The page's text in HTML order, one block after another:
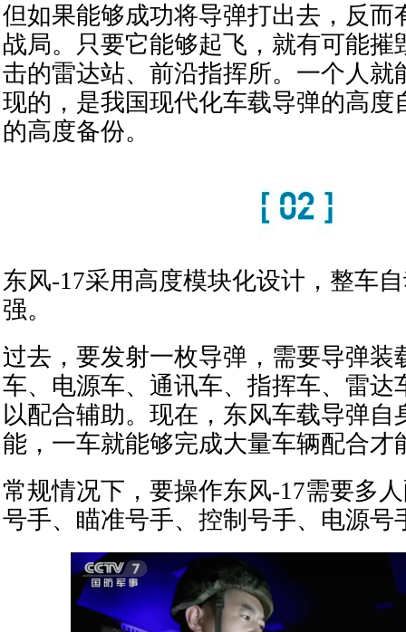
但如果能够成功将导弹打出去，反而
战局。只要它能够起飞，就有可能摧
击的雷达站、前沿指挥所。一个人就
现的，是我国现代化车载导弹的高度
的高度备份。
东风-17采用高度模块化设计，整车
强。
过去，要发射一枚导弹，需要导弹装
车、电源车、通讯车、指挥车、雷达
以配合辅助。现在，东风车载导弹自
能，一车就能够完成大量车辆配合才
常规情况下，要操作东风-17需要多
号手、瞄准号手、控制号手、电源号